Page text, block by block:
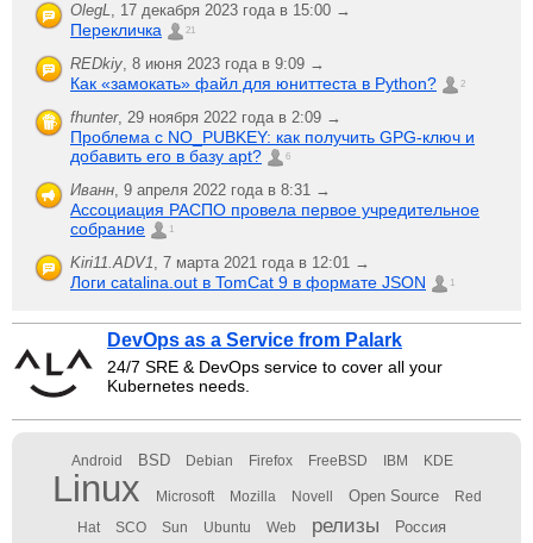
OlegL, 17 декабря 2023 года в 15:00 →
Перекличка 21
REDkiy, 8 июня 2023 года в 9:09 →
Как «замокать» файл для юниттеста в Python? 2
fhunter, 29 ноября 2022 года в 2:09 →
Проблема с NO_PUBKEY: как получить GPG-ключ и
добавить его в базу apt?
6
Иванн, 9 апреля 2022 года в 8:31 →
Ассоциация РАСПО провела первое учредительное
собрание
1
Kiri11.ADV1, 7 марта 2021 года в 12:01 →
Логи catalina.out в TomCat 9 в формате JSON 1
DevOps as a Service from Palark
24/7 SRE & DevOps service to cover all your
Kubernetes needs.
Android BSD Debian Firefox FreeBSD IBM KDE
Linux Microsoft Mozilla Novell Open Source Red
Hat SCO Sun Ubuntu Web релизы Россия